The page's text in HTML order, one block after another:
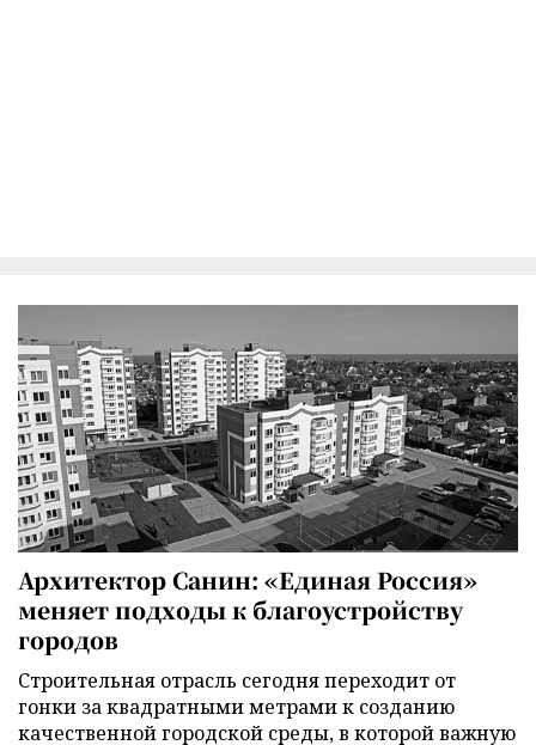
Архитектор Санин: «Единая Россия»
меняет подходы к благоустройству
городов
Строительная отрасль сегодня переходит от
гонки за квадратными метрами к созданию
качественной городской среды, в которой важную